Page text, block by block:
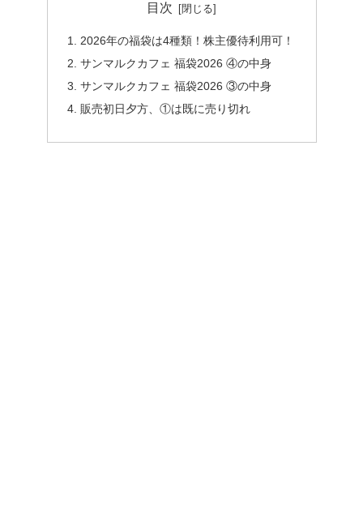
目次
2026年の福袋は4種類！株主優待利用可！
サンマルクカフェ 福袋2026 ④の中身
サンマルクカフェ 福袋2026 ③の中身
販売初日夕方、①は既に売り切れ